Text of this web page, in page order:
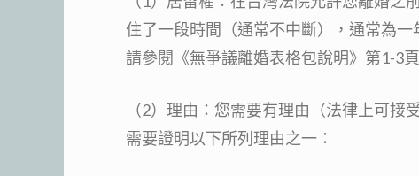
住了一段時間（通常不中斷），通常為一
請參閱《無爭議離婚表格包說明》第1-3頁
（2）理由：您需要有理由（法律上可
需要證明以下所列理由之一：